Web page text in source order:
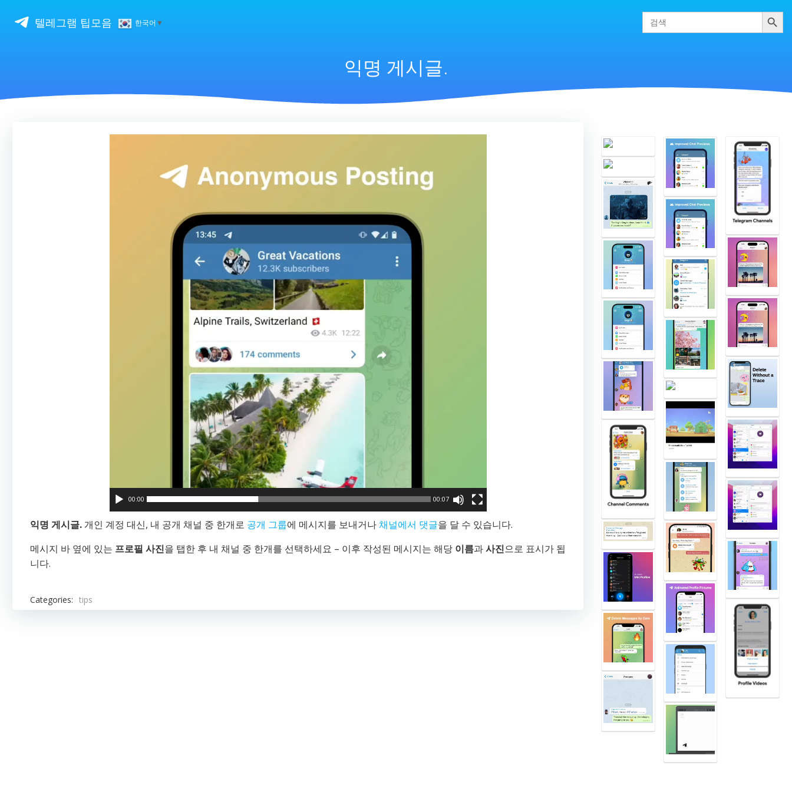
텔레그램 팁모음 한국어▼
Search
for:
검색
익명 게시글.
00:00 00:07
익명 게시글. 개인 계정 대신, 내 공개 채널 중 한개로 공개 그룹에 메시지를 보내거나채널에서 댓글을 달 수 있습니다.
메시지 바 옆에 있는 프로필 사진을 탭한 후 내 채널 중 한개를 선택하세요 – 이후 작성된 메시지는 해당 이름과사진으로 표시가 됩
니다.
Categories: tips